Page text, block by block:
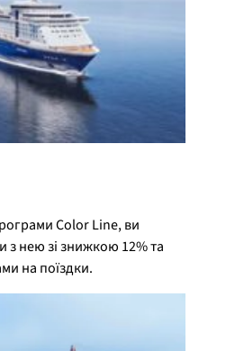
Color Line, ви
нею зі знижкою 12% та
на поїздки.